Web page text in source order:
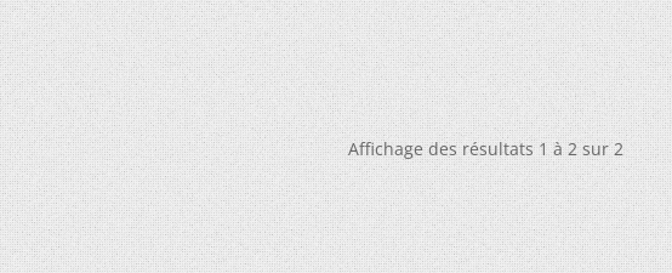
Affichage des résultats 1 à 2 sur 2